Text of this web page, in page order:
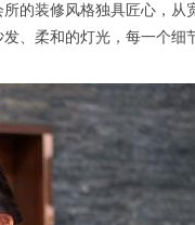
装修风格独具匠心，从
、柔和的灯光，每一个